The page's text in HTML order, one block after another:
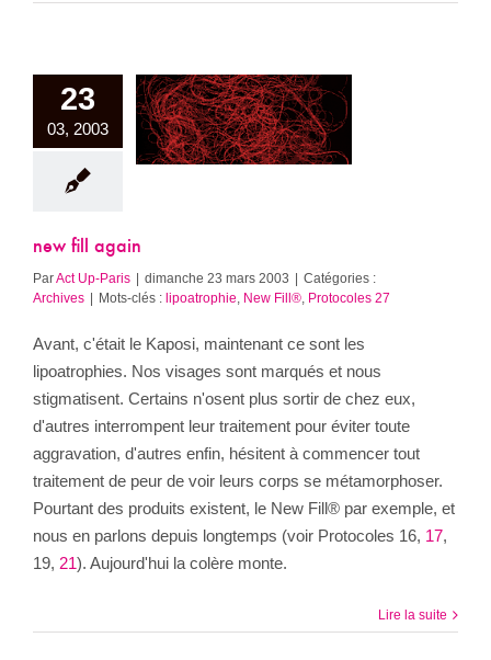
23
03, 2003
fill again
new fill again
ParAct Up-Paris | dimanche 23 mars 2003 | Catégories :
Archives | Mots-clés : lipoatrophie New Fill® Protocoles 27
Avant, c'était le Kaposi, maintenant ce sont les
lipoatrophies. Nos visages sont marqués et nous
stigmatisent. Certains n'osent plus sortir de chez eux,
d'autres interrompent leur traitement pour éviter toute
aggravation, d'autres enfin, hésitent à commencer tout
traitement de peur de voir leurs corps se métamorphoser.
Pourtant des produits existent, le New Fill® par exemple, et
nous en parlons depuis longtemps (voir Protocoles 16, 17,
19, 21). Aujourd'hui la colère monte.
Lire la suite